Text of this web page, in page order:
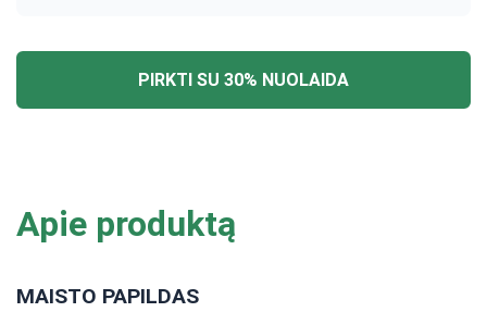
PIRKTI SU 30% NUOLAIDA
Apie produktą
MAISTO PAPILDAS